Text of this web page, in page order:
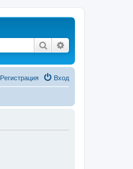
Поиск
Вход
Регистрация